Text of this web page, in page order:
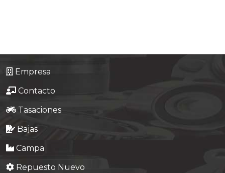
Empresa
Contacto
Tasaciones
Bajas
Campa
Repuesto Nuevo